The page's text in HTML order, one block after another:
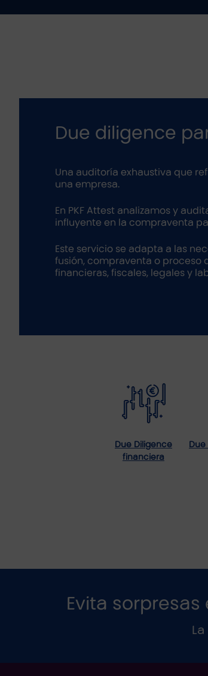
Due diligence
Una auditoría exhaustiva que
una empresa.
En PKF Attest analizamos y
influyente en la compraventa
Este servicio se adapta a las
fusión, compraventa o proceso
financieras, fiscales, legales y
Due Diligence
financiera
Due
Evita